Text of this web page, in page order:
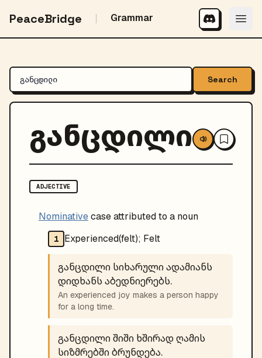
PeaceBridge Grammar
Search
განცდილი
ADJECTIVE
Nominativecase attributed to a noun
1 Experienced(felt); Felt
განცდილი სიხარული ადამიანს
დიდხანს აბედნიერებს.
An experienced joy makes a person happy
for a long time.
განცდილი შიში ხშირად ღამის
სიზმრებში ბრუნდება.